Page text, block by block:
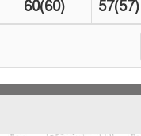
60(60) 57(57)